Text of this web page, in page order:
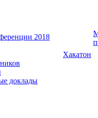
2018
доклады
Хакатон